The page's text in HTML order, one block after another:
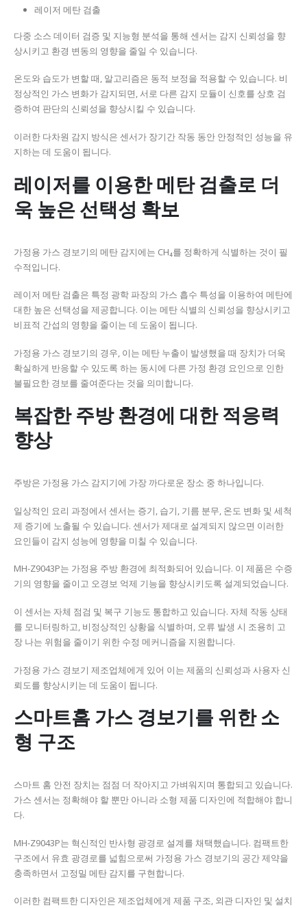
레이저 메탄 검출
다중 소스 데이터 검증 및 지능형 분석을 통해 센서는 감지 신뢰성을 향
상시키고 환경 변동의 영향을 줄일 수 있습니다.
온도와 습도가 변할 때, 알고리즘은 동적 보정을 적용할 수 있습니다. 비
정상적인 가스 변화가 감지되면, 서로 다른 감지 모듈이 신호를 상호 검
증하여 판단의 신뢰성을 향상시킬 수 있습니다.
이러한 다차원 감지 방식은 센서가 장기간 작동 동안 안정적인 성능을 유
지하는 데 도움이 됩니다.
레이저를 이용한 메탄 검출로 더
욱 높은 선택성 확보
가정용 가스 경보기의 메탄 감지에는 CH₄를 정확하게 식별하는 것이 필
수적입니다.
레이저 메탄 검출은 특정 광학 파장의 가스 흡수 특성을 이용하여 메탄에
대한 높은 선택성을 제공합니다. 이는 메탄 식별의 신뢰성을 향상시키고
비표적 간섭의 영향을 줄이는 데 도움이 됩니다.
가정용 가스 경보기의 경우, 이는 메탄 누출이 발생했을 때 장치가 더욱
확실하게 반응할 수 있도록 하는 동시에 다른 가정 환경 요인으로 인한
불필요한 경보를 줄여준다는 것을 의미합니다.
복잡한 주방 환경에 대한 적응력
향상
주방은 가정용 가스 감지기에 가장 까다로운 장소 중 하나입니다.
일상적인 요리 과정에서 센서는 증기, 습기, 기름 분무, 온도 변화 및 세척
제 증기에 노출될 수 있습니다. 센서가 제대로 설계되지 않으면 이러한
요인들이 감지 성능에 영향을 미칠 수 있습니다.
MH-Z9043P는 가정용 주방 환경에 최적화되어 있습니다. 이 제품은 수증
기의 영향을 줄이고 오경보 억제 기능을 향상시키도록 설계되었습니다.
이 센서는 자체 점검 및 복구 기능도 통합하고 있습니다. 자체 작동 상태
를 모니터링하고, 비정상적인 상황을 식별하며, 오류 발생 시 조용히 고
장 나는 위험을 줄이기 위한 수정 메커니즘을 지원합니다.
가정용 가스 경보기 제조업체에게 있어 이는 제품의 신뢰성과 사용자 신
뢰도를 향상시키는 데 도움이 됩니다.
스마트홈 가스 경보기를 위한 소
형 구조
스마트 홈 안전 장치는 점점 더 작아지고 가벼워지며 통합되고 있습니다.
가스 센서는 정확해야 할 뿐만 아니라 소형 제품 디자인에 적합해야 합니
다.
MH-Z9043P는 혁신적인 반사형 광경로 설계를 채택했습니다. 컴팩트한
구조에서 유효 광경로를 넓힘으로써 가정용 가스 경보기의 공간 제약을
충족하면서 고정밀 메탄 감지를 구현합니다.
이러한 컴팩트한 디자인은 제조업체에게 제품 구조, 외관 디자인 및 설치